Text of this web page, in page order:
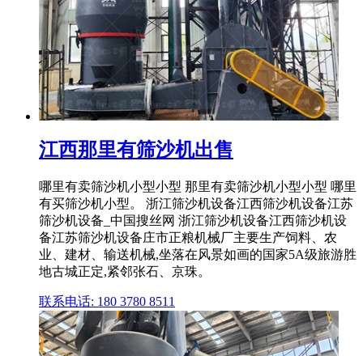
江西那里有筛沙机出售
哪里有卖筛沙机小型小型 那里有卖筛沙机小型小型 哪里
有买筛沙机小型。 浙江筛沙机设备江西筛沙机设备江苏
筛沙机设备_中国搜丝网 浙江筛沙机设备江西筛沙机设
备江苏筛沙机设备庄市正粮机械厂主要生产饲料、农
业、建材、输送机械,坐落在风景如画的国家5A级旅游胜
地古城正定,紧邻张石、京珠。
联系电话: 180 3780 8511